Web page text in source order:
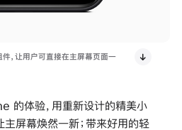
，让用户可直接在主屏幕页面一
的体验，用重新设计的精美小
屏幕焕然一新；带来好用的轻